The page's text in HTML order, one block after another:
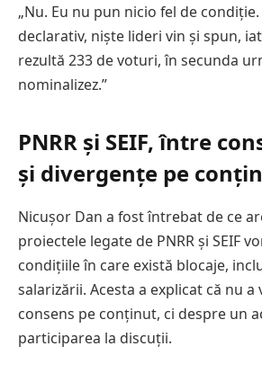
„Nu. Eu nu pun nicio fel de
declarativ, niște lideri vin și spun,
rezultă 233 de voturi, în secunda
nominalizez.”
PNRR și SEIF, între
și divergențe pe
Nicușor Dan a fost întrebat de ce
proiectele legate de PNRR și SEIF
condițiile în care există blocaje,
salarizării. Acesta a explicat că nu
consens pe conținut, ci despre un
participarea la discuții.